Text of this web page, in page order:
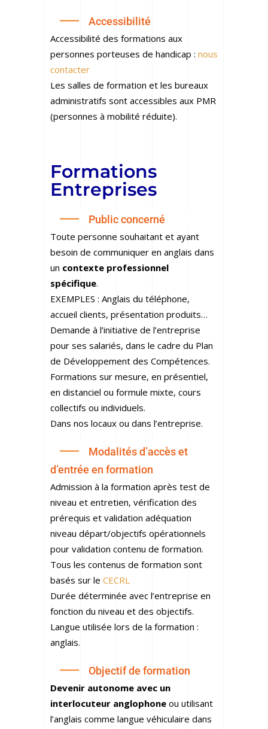
Accessibilité
Accessibilité des formations aux
personnes porteuses de handicap : nous
contacter
Les salles de formation et les bureaux
administratifs sont accessibles aux PMR
(personnes à mobilité réduite).
Formations
Entreprises
Public concerné
Toute personne souhaitant et ayant
besoin de communiquer en anglais dans
un contexte professionnel
spécifique.
EXEMPLES : Anglais du téléphone,
accueil clients, présentation produits…
Demande à l’initiative de l’entreprise
pour ses salariés, dans le cadre du Plan
de Développement des Compétences.
Formations sur mesure, en présentiel,
en distanciel ou formule mixte, cours
collectifs ou individuels.
Dans nos locaux ou dans l’entreprise.
Modalités d’accès et
d’entrée en formation
Admission à la formation après test de
niveau et entretien, vérification des
prérequis et validation adéquation
niveau départ/objectifs opérationnels
pour validation contenu de formation.
Tous les contenus de formation sont
basés sur le CECRL
Durée déterminée avec l’entreprise en
fonction du niveau et des objectifs.
Langue utilisée lors de la formation :
anglais.
Objectif de formation
Devenir autonome avec un
interlocuteur anglophone ou utilisant
l’anglais comme langue véhiculaire dans